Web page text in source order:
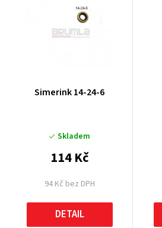
Simerink 14-24-6
Skladem
94 Kč bez DPH
114 Kč
DETAIL